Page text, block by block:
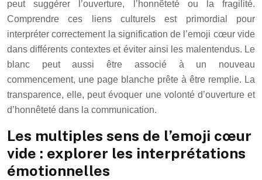
peut suggérer l’ouverture, l’honnêteté ou la fragilité.
Comprendre ces liens culturels est primordial pour
interpréter correctement la signification de l’emoji cœur vide
dans différents contextes et éviter ainsi les malentendus. Le
blanc peut aussi être associé à un nouveau
commencement, une page blanche prête à être remplie. La
transparence, elle, peut évoquer une volonté d’ouverture et
d’honnêteté dans la communication.
Les multiples sens de l’emoji cœur
vide : explorer les interprétations
émotionnelles